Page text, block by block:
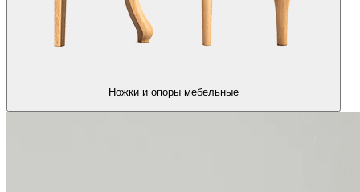
Ножки и опоры мебельные